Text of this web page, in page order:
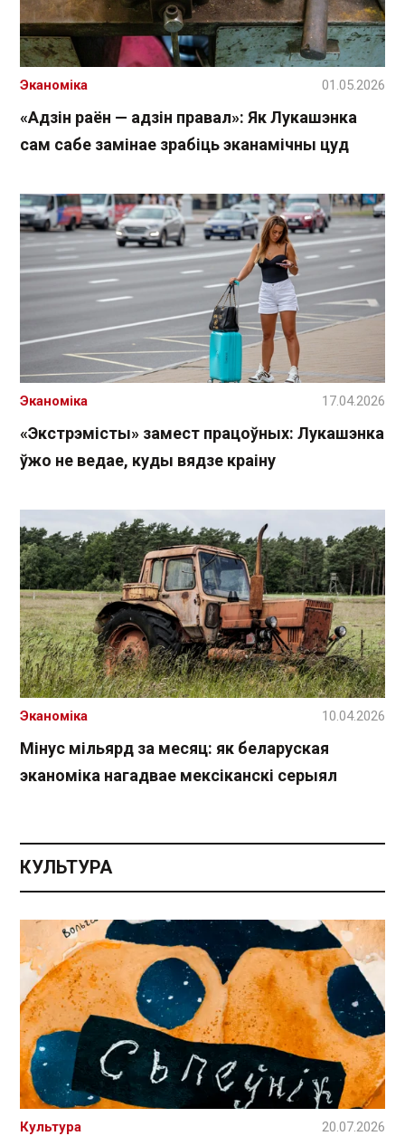
«Адзін раён — адзін правал»: Як Лукашэнка
сам сабе замінае зрабіць эканамічны цуд
Эканоміка 01.05.2026
«Экстрэмісты» замест працоўных: Лукашэнка
ўжо не ведае, куды вядзе краіну
Эканоміка 17.04.2026
Мінус мільярд за месяц: як беларуская
эканоміка нагадвае мексіканскі серыял
Эканоміка 10.04.2026
КУЛЬТУРА
Культура 20.07.2026